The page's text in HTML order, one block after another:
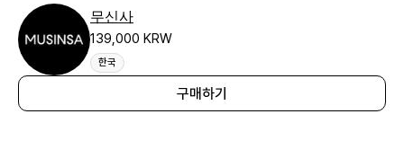
무신사
139,000 KRW
한국
구매하기